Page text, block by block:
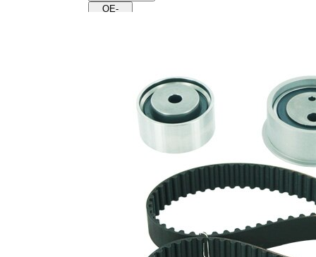
OE-
113
svart
med
tandprofil
Produktlista
Artikelnummer Antal
VKM 85153
1